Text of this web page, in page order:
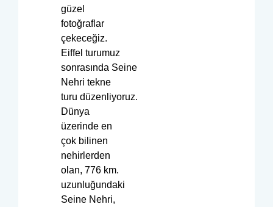
güzel
fotoğraflar
çekeceğiz.
Eiffel turumuz
sonrasında Seine
Nehri tekne
turu düzenliyoruz.
Dünya
üzerinde en
çok bilinen
nehirlerden
olan, 776 km.
uzunluğundaki
Seine Nehri,